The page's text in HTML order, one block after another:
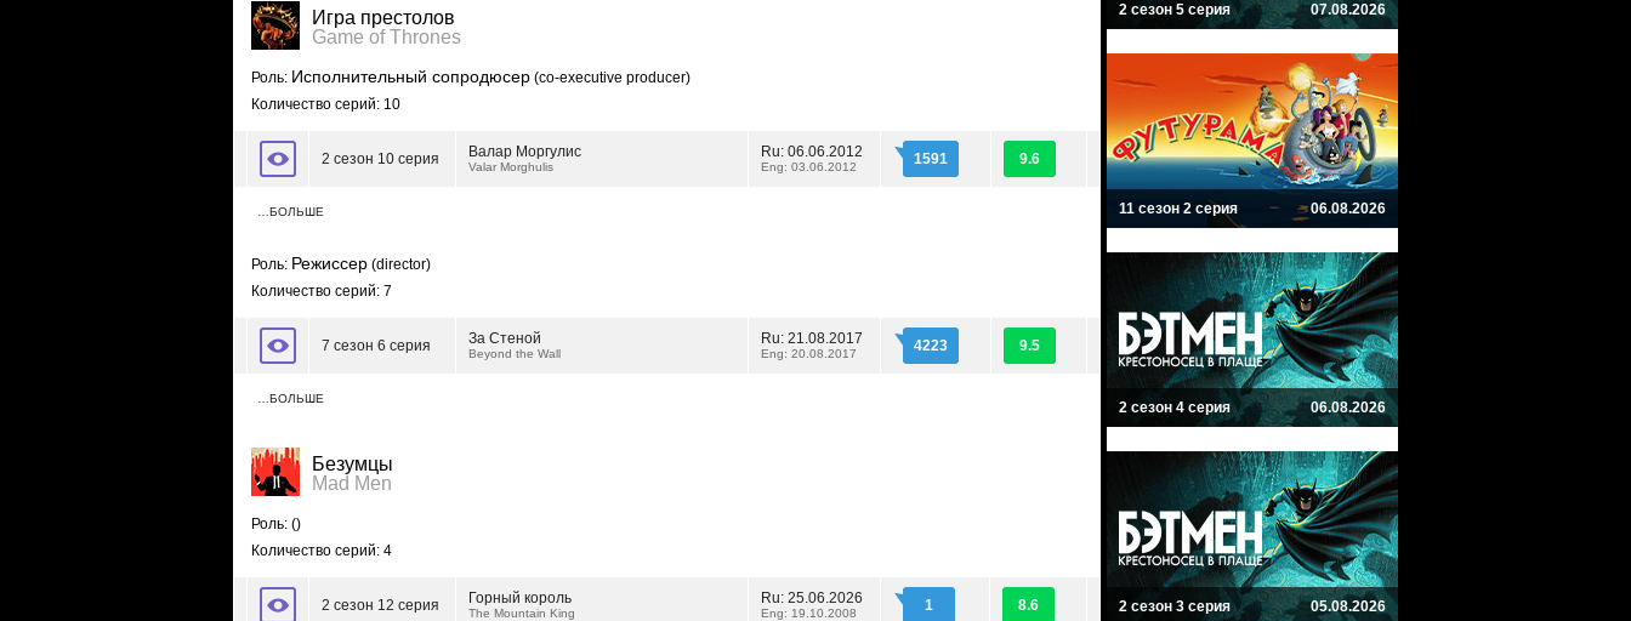
Игра престолов
Game of Thrones
Роль: Исполнительный сопродюсер (co-executive producer)
Количество серий: 10
2 сезон 10 серия Валар Моргулис
Valar Morghulis
Ru: 06.06.2012
Eng: 03.06.2012 1591 9.6
…БОЛЬШЕ
Роль: Режиссер (director)
Количество серий: 7
7 сезон 6 серия За Стеной
Beyond the Wall
Ru: 21.08.2017
Eng: 20.08.2017 4223 9.5
…БОЛЬШЕ
Безумцы
Mad Men
Роль: ()
Количество серий: 4
2 сезон 12 серия Горный король
The Mountain King
Ru: 25.06.2026
Eng: 19.10.2008 1 8.6
2 сезон 5 серия 07.08.2026
11 сезон 2 серия 06.08.2026
2 сезон 4 серия 06.08.2026
2 сезон 3 серия 05.08.2026